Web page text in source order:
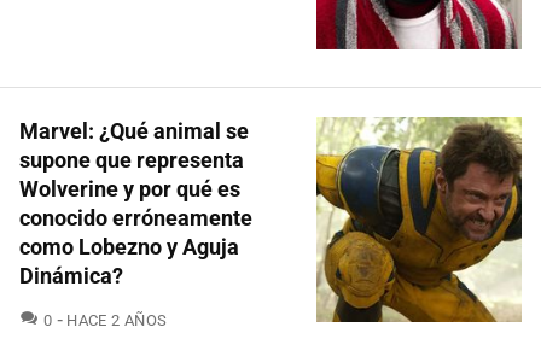
Marvel: ¿Qué animal se
supone que representa
Wolverine y por qué es
conocido erróneamente
como Lobezno y Aguja
Dinámica?
0 COMENTARIOS
HACE 2 AÑOS